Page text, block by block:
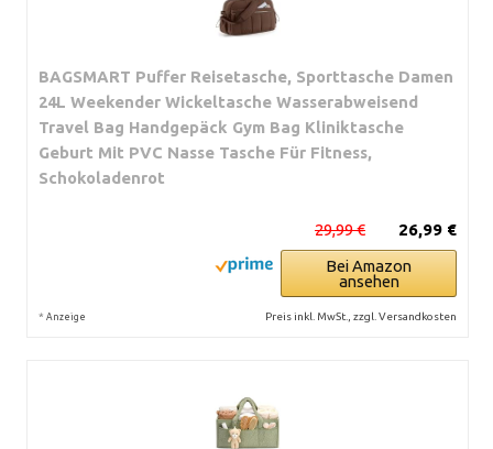
BAGSMART Puffer Reisetasche, Sporttasche Damen
24L Weekender Wickeltasche Wasserabweisend
Travel Bag Handgepäck Gym Bag Kliniktasche
Geburt Mit PVC Nasse Tasche Für Fitness,
Schokoladenrot
26,99 €
29,99 €
Bei Amazon
ansehen
* Anzeige Preis inkl. MwSt., zzgl. Versandkosten